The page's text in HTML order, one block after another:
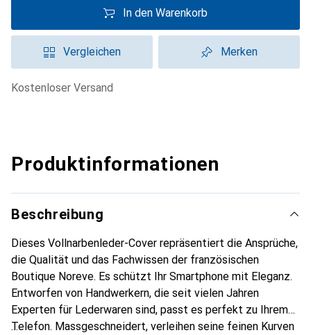
In den Warenkorb
Vergleichen Merken
kostenloser Versand
Produktinformationen
Beschreibung
Dieses Vollnarbenleder-Cover repräsentiert die Ansprüche,
die Qualität und das Fachwissen der französischen
Boutique Noreve. Es schützt Ihr Smartphone mit Eleganz.
Entworfen von Handwerkern, die seit vielen Jahren
Experten für Lederwaren sind, passt es perfekt zu Ihrem
Telefon. Massgeschneidert, verleihen seine feinen Kurven